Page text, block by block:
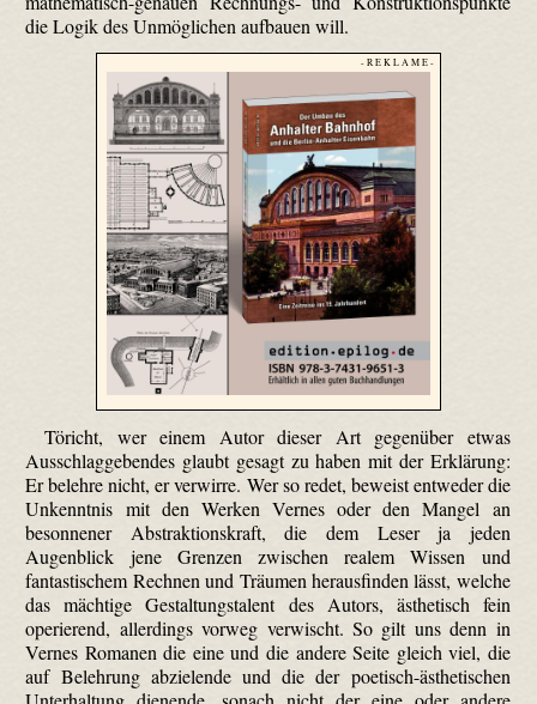
die Logik des Unmöglichen aufbauen will.
- R E K L A M E -
Töricht, wer einem Autor dieser Art gegenüber etwas
Ausschlaggebendes glaubt gesagt zu haben mit der Erklärung:
Er belehre nicht, er verwirre. Wer so redet, beweist entweder die
Unkenntnis mit den Werken Vernes oder den Mangel an
besonnener Abstraktionskraft, die dem Leser ja jeden
Augenblick jene Grenzen zwischen realem Wissen und
fantastischem Rechnen und Träumen herausfinden lässt, welche
das mächtige Gestaltungstalent des Autors, ästhetisch fein
operierend, allerdings vorweg verwischt. So gilt uns denn in
Vernes Romanen die eine und die andere Seite gleich viel, die
auf Belehrung abzielende und die der poetisch-ästhetischen